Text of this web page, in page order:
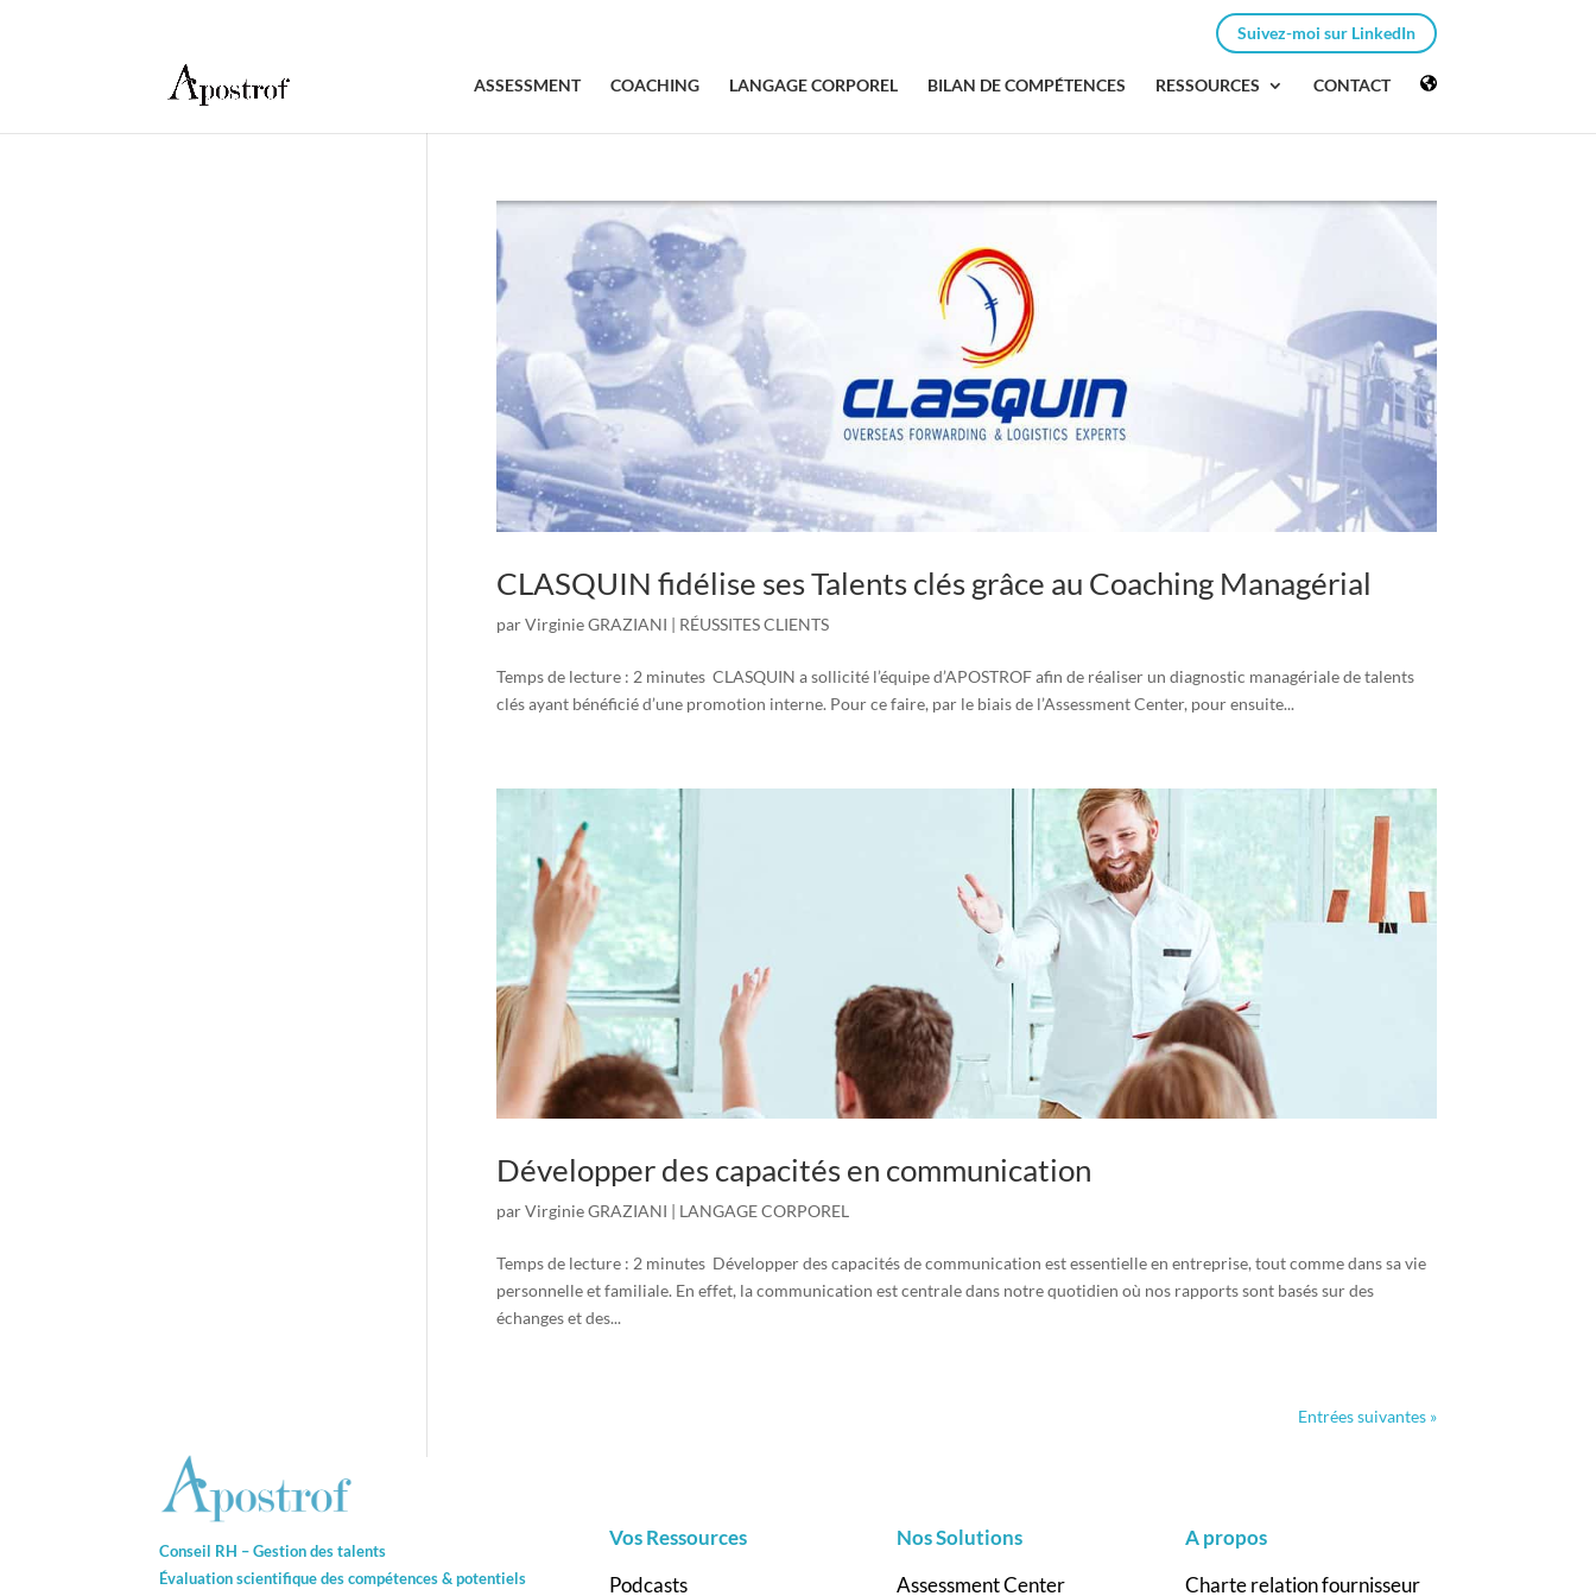
Suivez-moi sur LinkedIn
ASSESSMENT COACHING LANGAGE CORPOREL BILAN DE COMPÉTENCES RESSOURCES CONTACT
CLASQUIN fidélise ses Talents clés grâce au Coaching Managérial
parVirginie GRAZIANI | RÉUSSITES CLIENTS
Temps de lecture : 2 minutes CLASQUIN a sollicité l’équipe d’APOSTROF afin de réaliser un diagnostic managériale de talents
clés ayant bénéficié d’une promotion interne. Pour ce faire, par le biais de l’Assessment Center, pour ensuite...
Développer des capacités en communication
parVirginie GRAZIANI | LANGAGE CORPOREL
Temps de lecture : 2 minutes Développer des capacités de communication est essentielle en entreprise, tout comme dans sa vie
personnelle et familiale. En effet, la communication est centrale dans notre quotidien où nos rapports sont basés sur des
échanges et des...
Entrées suivantes »
Conseil RH – Gestion des talents
Évaluation scientifique des compétences &potentiels
Vos Ressources
Podcasts
Nos Solutions
Assessment Center
A propos
Charte relation fournisseur